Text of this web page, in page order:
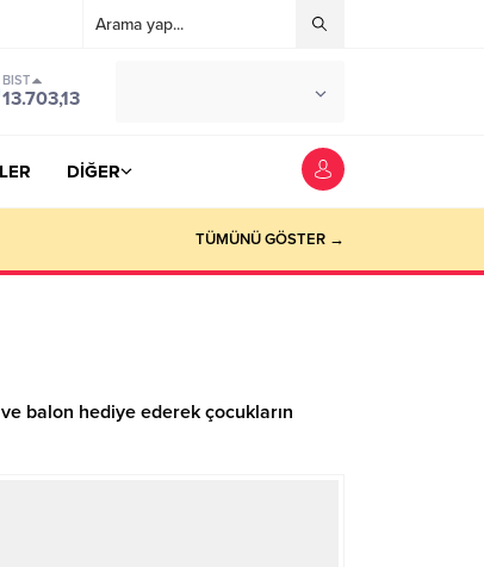
BIST
13.703,13
DİĞER
TÜMÜNÜ GÖSTER →
balon hediye ederek çocukların